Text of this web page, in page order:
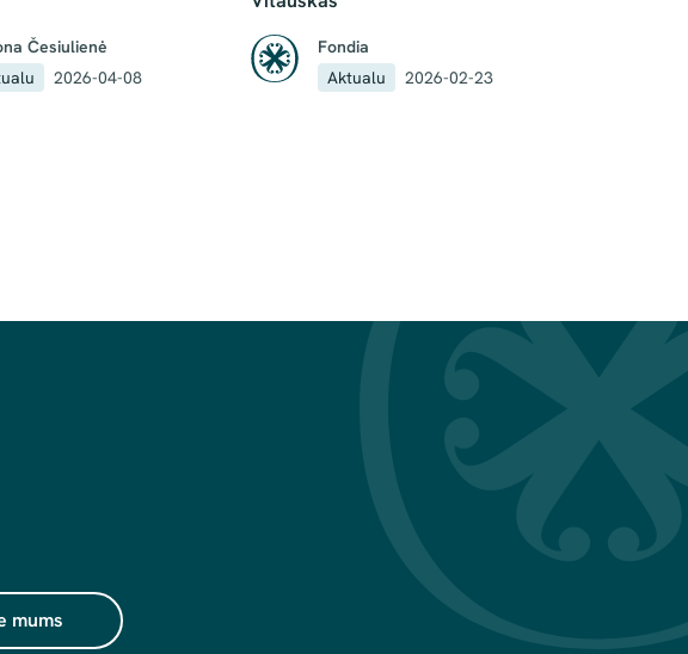
Česiulienė
2026-04-08
Fondia
Aktualu
2026-02-23
mums